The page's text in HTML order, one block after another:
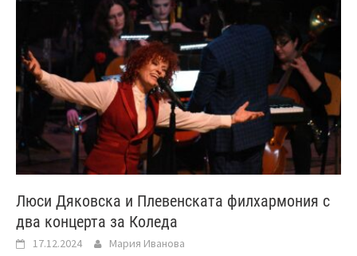
Люси Дяковска и Плевенската филхармония с
два концерта за Коледа
17.12.2024 Мария Иванова